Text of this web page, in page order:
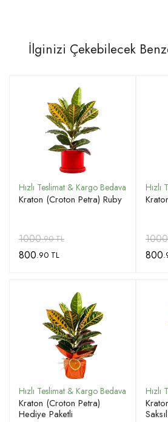
İlginizi Çekebilecek
Kraton (Croton Petra) Ruby
1000.90 TL
800.90 TL
1000
800
Kraton (Croton Petra)
Hediye Paketli